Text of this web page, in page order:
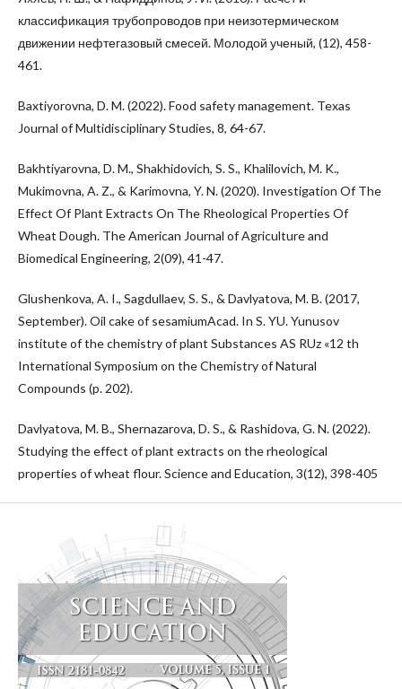
классификация трубопроводов при неизотермическом
движении нефтегазовый смесей. Молодой ученый, (12), 458-
461.
Baxtiyorovna, D. M. (2022). Food safety management. Texas
Journal of Multidisciplinary Studies, 8, 64-67.
Bakhtiyarovna, D. M., Shakhidovich, S. S., Khalilovich, M. K.,
Mukimovna, A. Z., & Karimovna, Y. N. (2020). Investigation Of The
Effect Of Plant Extracts On The Rheological Properties Of
Wheat Dough. The American Journal of Agriculture and
Biomedical Engineering, 2(09), 41-47.
Glushenkova, A. I., Sagdullaev, S. S., & Davlyatova, M. B. (2017,
September). Oil cake of sesamiumAcad. In S. YU. Yunusov
institute of the chemistry of plant Substances AS RUz «12 th
International Symposium on the Chemistry of Natural
Compounds (p. 202).
Davlyatova, M. B., Shernazarova, D. S., & Rashidova, G. N. (2022).
Studying the effect of plant extracts on the rheological
properties of wheat flour. Science and Education, 3(12), 398-405